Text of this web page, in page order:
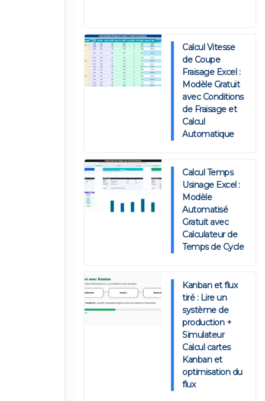
Calcul Vitesse
de Coupe
Fraisage Excel :
Modèle Gratuit
avec Conditions
de Fraisage et
Calcul
Automatique
Calcul Temps
Usinage Excel :
Modèle
Automatisé
Gratuit avec
Calculateur de
Temps de Cycle
Kanban et flux
tiré : Lire un
système de
production +
Simulateur
Calcul cartes
Kanban et
optimisation du
flux